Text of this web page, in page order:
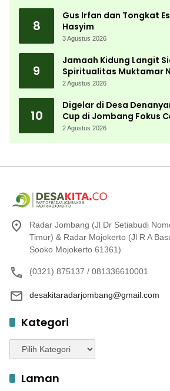
8
Gus Irfan dan Tongkat
Hasyim
3 Agustus 2026
9
Jamaah Kidung Langit
Spiritualitas Muktamar
2 Agustus 2026
10
Digelar di Desa
Cup di Jombang Fokus
Menembak Berprestasi
2 Agustus 2026
Radar Jombang (Jl Dr Setiabudi
Timur) & Radar Mojokerto (Jl R A
Sooko Mojokerto 61361)
(0321) 875137 / 081336610001
desakitaradarjombang@gmail.com
Kategori
Kategori
Laman